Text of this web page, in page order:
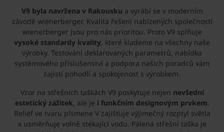
V9 byla navržena v Rakousku a vyrábí se v moderním
závodě wienerberger. Kvalita řešení nabízených společností
wienerberger jsou pro nás prioritou. Proto V9 splňuje
vysoké standardy kvality, které klademe na všechny naše
výrobky. Testování deklarovaných parametrů, nabídka
systémového příslušenství a podpora našich poradců vám
zajistí pohodlí a spokojenost s výrobkem.
Vzor na střešních taškách V9 poskytuje nejen nevšední
estetický zážitek, ale je i funkčním designovým prvkem.
Reliéf ve tvaru písmene V zajišťuje výjimečný rozptyl světla
a usměrňuje volně stékající vodu. Pálená střešní taška je